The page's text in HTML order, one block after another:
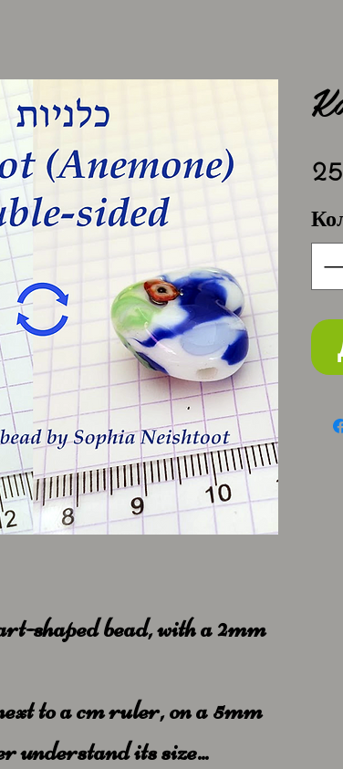
shaped bead, with a 2mm
to a cm ruler, on a 5mm
understand its size...